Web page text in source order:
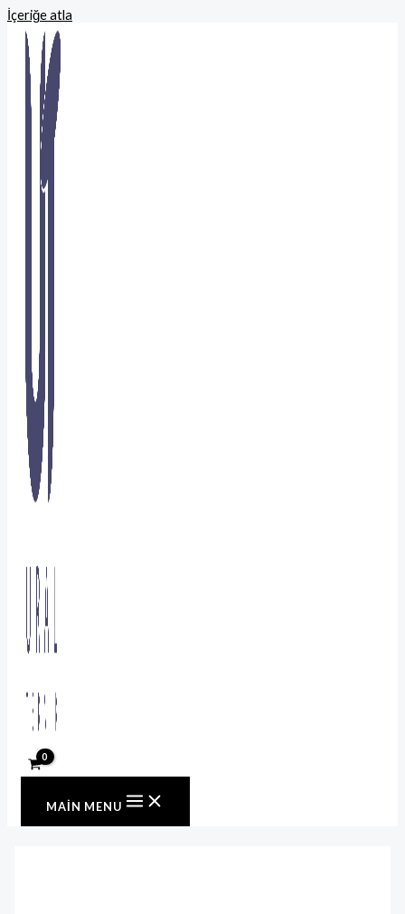
İçeriğe atla
MAIN MENU